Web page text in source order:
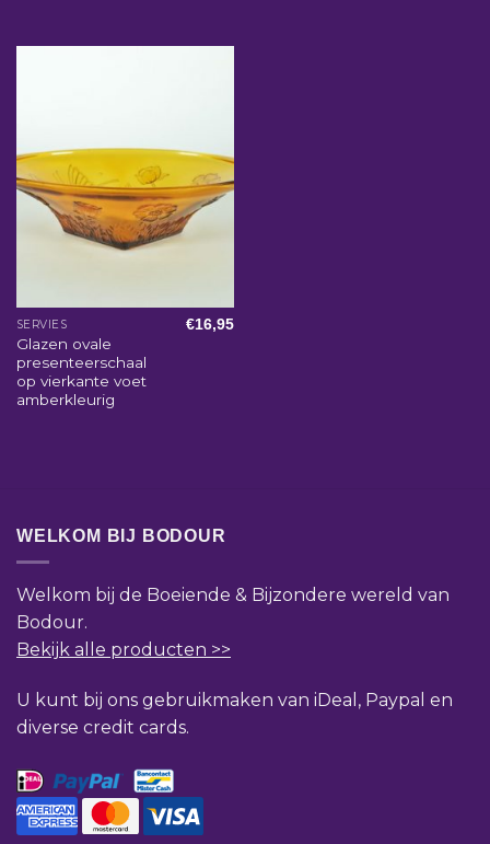
SERVIES
Glazen ovale
presenteerschaal
op vierkante voet
amberkleurig
€16,95
WELKOM BIJ BODOUR
Welkom bij de Boeiende & Bijzondere wereld van
Bodour.
Bekijk alle producten >>
U kunt bij ons gebruikmaken van iDeal, Paypal en
diverse credit cards.